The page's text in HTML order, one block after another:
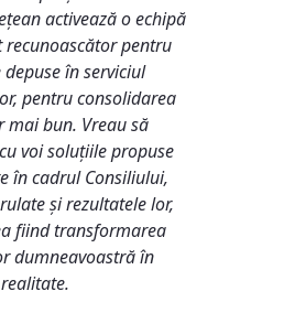
activează o echipă
recunoascător pentru
în serviciul
pentru consolidarea
mai bun. Vreau să
voi soluțiile propuse
în cadrul Consiliului,
și rezultatele lor,
fiind transformarea
dumneavoastră în
realitate.